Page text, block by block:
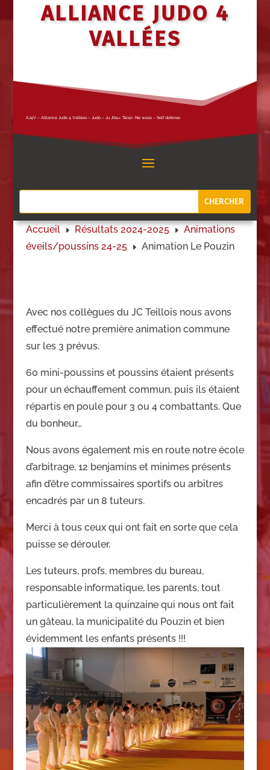
ALLIANCE JUDO 4
VALLÉES
AJ4V – Alliance Judo 4 Vallées – Judo – Ju Jitsu- Taiso- Ne waza – Self defense
Accueil E Résultats 2024-2025 E Animations
éveils/poussins 24-25 E Animation Le Pouzin
Avec nos collègues du JC Teillois nous avons
effectué notre première animation commune
sur les 3 prévus.
60 mini-poussins et poussins étaient présents
pour un échauffement commun, puis ils étaient
répartis en poule pour 3 ou 4 combattants. Que
du bonheur…
Nous avons également mis en route notre école
d’arbitrage, 12 benjamins et minimes présents
afin d’être commissaires sportifs ou arbitres
encadrés par un 8 tuteurs.
Merci à tous ceux qui ont fait en sorte que cela
puisse se dérouler.
Les tuteurs, profs, membres du bureau,
responsable informatique, les parents, tout
particulièrement la quinzaine qui nous ont fait
un gâteau, la municipalité du Pouzin et bien
évidemment les enfants présents !!!